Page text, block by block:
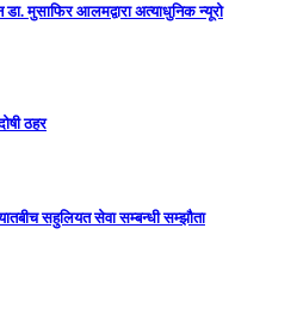
डा. मुसाफिर आलमद्वारा अत्याधुनिक न्यूरो
ठहर
सहुलियत सेवा सम्बन्धी सम्झौता